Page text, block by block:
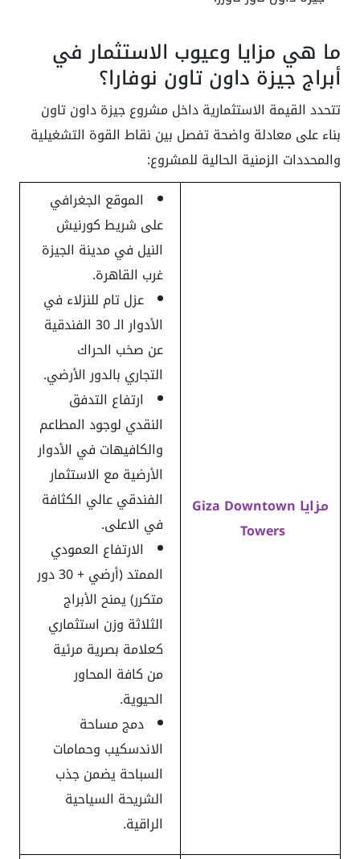
ما هي مزايا وعيوب الاستثمار في
أبراج جيزة داون تاون نوفارا؟
تتحدد القيمة الاستثمارية داخل مشروع جيزة داون تاون
بناء على معادلة واضحة تفصل بين نقاط القوة التشغيلية
والمحددات الزمنية الحالية للمشروع:
مزايا Giza Downtown
Towers
الموقع الجغرافي
على شريط كورنيش
النيل في مدينة الجيزة
غرب القاهرة.
عزل تام للنزلاء في
الأدوار الـ 30 الفندقية
عن صخب الحراك
التجاري بالدور الأرضي.
ارتفاع التدفق
النقدي لوجود المطاعم
والكافيهات في الأدوار
الأرضية مع الاستثمار
الفندقي عالي الكثافة
في الاعلى.
الارتفاع العمودي
الممتد (أرضي + 30 دور
متكرر) يمنح الأبراج
الثلاثة وزن استثماري
كعلامة بصرية مرئية
من كافة المحاور
الحيوية.
دمج مساحة
الاندسكيب وحمامات
السباحة يضمن جذب
الشريحة السياحية
الراقية.